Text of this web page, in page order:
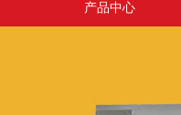
产品中心